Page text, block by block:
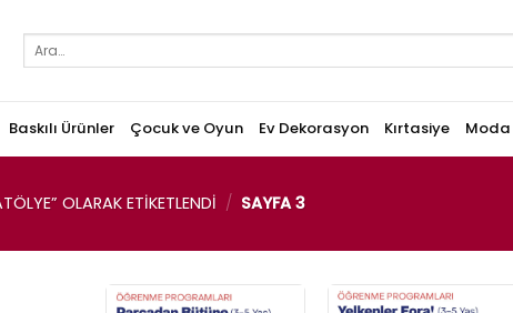
Ara:
Baskılı Ürünler Çocuk ve Oyun Ev Dekorasyon Kırtasiye Moda
OLARAK ETIKETLENDI / SAYFA 3